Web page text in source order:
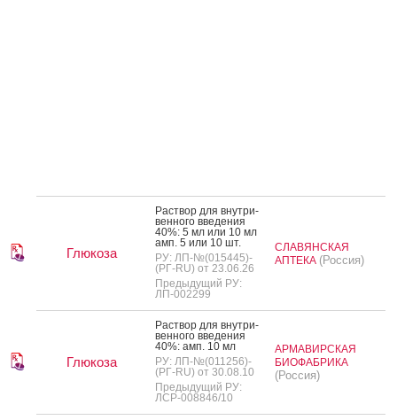
Глюкоза
Рас­твор для внут­ри­
вен­но­го вве­дения
40%: 5 мл или 10 мл
амп. 5 или 10 шт.
РУ: ЛП-№(015445)-
(РГ-RU) от 23.06.26
Предыдущий РУ:
ЛП-002299
СЛАВЯНСКАЯ
АПТЕКА (Россия)
Глюкоза
Рас­твор для внут­ри­
вен­но­го вве­дения
40%: амп. 10 мл
РУ: ЛП-№(011256)-
(РГ-RU) от 30.08.10
Предыдущий РУ:
ЛСР-008846/10
АРМАВИРСКАЯ
БИОФАБРИКА
(Россия)